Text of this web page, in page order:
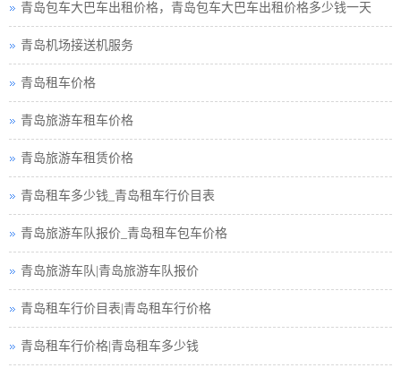
青岛巴士租车公司
青岛小车租车公司
青岛旅游包车小车
青岛旅游小车车队
青岛旅游小车小车
青岛租车接送小车
青岛汽车租赁中巴
青岛租车行小车
青岛小车租赁公司
青岛高铁接送小车
青岛包车大巴车出租价格，青岛包车大巴车出租价格多少钱一天
青岛机场接送机服务
青岛租车价格
青岛旅游车租车价格
青岛旅游车租赁价格
青岛租车多少钱_青岛租车行价目表
青岛旅游车队报价_青岛租车包车价格
青岛旅游车队|青岛旅游车队报价
青岛租车行价目表|青岛租车行价格
青岛租车行价格|青岛租车多少钱